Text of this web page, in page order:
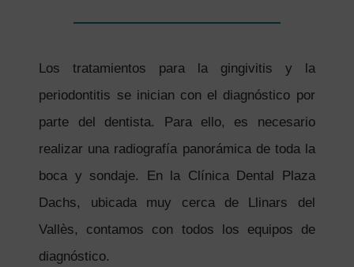
Los tratamientos para la gingivitis y la
periodontitis se inician con el diagnóstico por
parte del dentista. Para ello, es necesario
realizar una radiografía panorámica de toda la
boca y sondaje. En la Clínica Dental Plaza
Dachs, ubicada muy cerca de Llinars del
Vallès, contamos con todos los equipos de
diagnóstico.